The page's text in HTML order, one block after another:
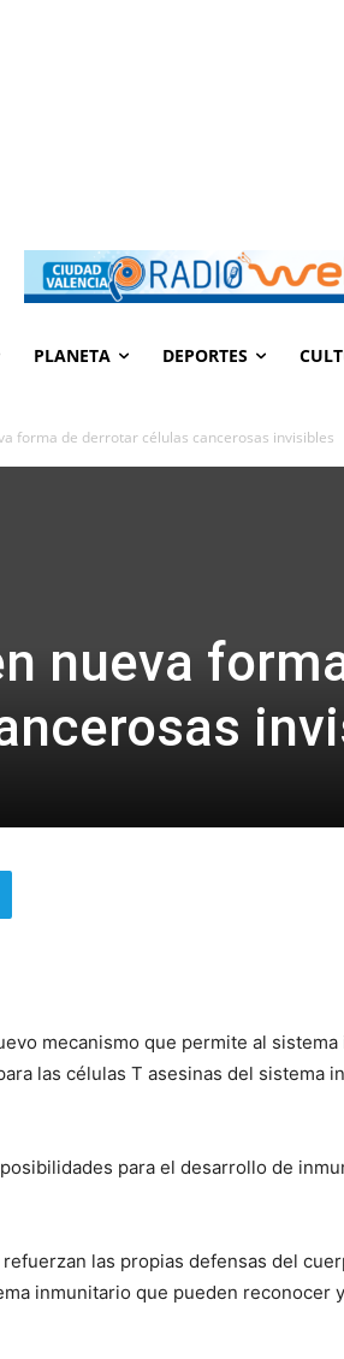
PLANETA DEPORTES
forma de derrotar células cancerosas invisibles
nueva
mecanismo que permite al
las células T asesinas del sistema
para el desarrollo de
las propias defensas del
inmunitario que pueden reconocer